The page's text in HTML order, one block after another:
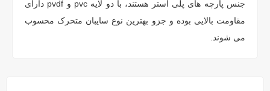
جنس پارچه های پلی استر هستند، با دو لایه pvc و pvdf دارای
مقاومت بالایی بوده و جزو بهترین نوع سایبان متحرک محسوب
می شوند.